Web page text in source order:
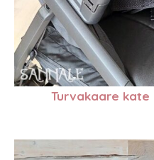
Turvakaare kate